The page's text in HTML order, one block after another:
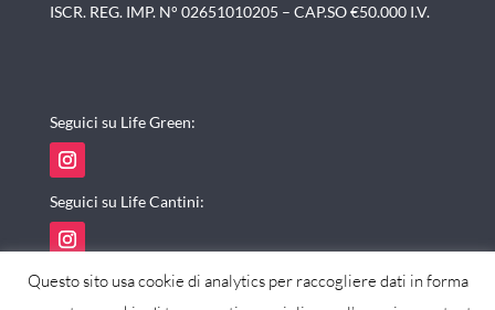
ISCR. REG. IMP. N° 02651010205 – CAP.SO €50.000 I.V.
Seguici su Life Green:
Seguici su Life Cantini:
Questo sito usa cookie di analytics per raccogliere dati in forma